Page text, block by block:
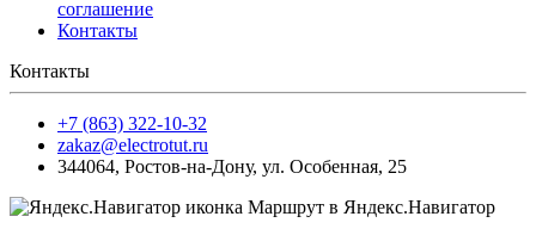
соглашение
Контакты
Контакты
+7 (863) 322-10-32
zakaz@electrotut.ru
344064, Ростов-на-Дону, ул. Особенная, 25
Маршрут в Яндекс.Навигатор